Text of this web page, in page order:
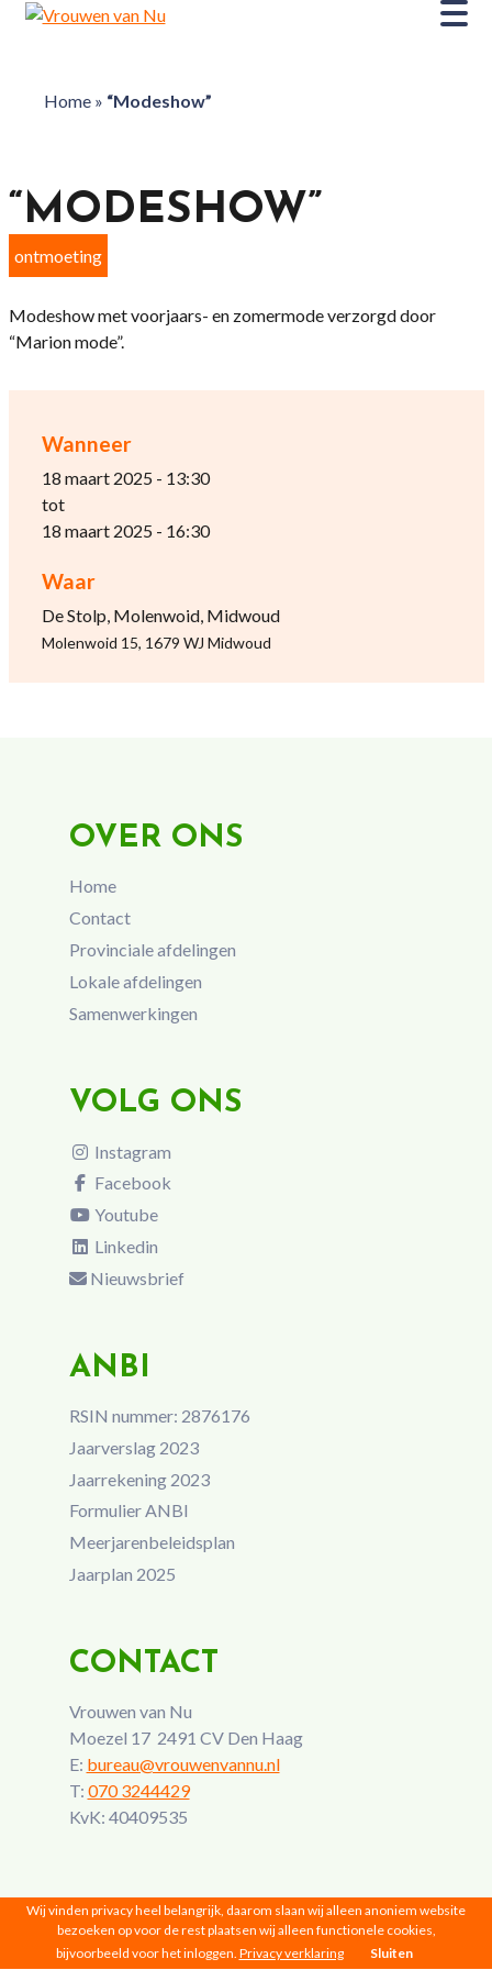
Home» “Modeshow”
Wanneer
18 maart 2025 - 13:30
tot
18 maart 2025 - 16:30
Waar
De Stolp, Molenwoid, Midwoud
Molenwoid 15, 1679 WJ Midwoud
“MODESHOW”
ontmoeting
Modeshow met voorjaars- en zomermode verzorgd door
“Marion mode”.
OVER ONS
Home
Contact
Provinciale afdelingen
Lokale afdelingen
Samenwerkingen
VOLG ONS
Instagram
Facebook
Youtube
Linkedin
Nieuwsbrief
ANBI
RSIN nummer: 2876176
Jaarverslag 2023
Jaarrekening 2023
Formulier ANBI
Meerjarenbeleidsplan
Jaarplan 2025
CONTACT
Vrouwen van Nu
Moezel 17 2491 CV Den Haag
E: bureau@vrouwenvannu.nl
T: 070 3244429
KvK: 40409535
Wij vinden privacy heel belangrijk, daarom slaan wij alleen anoniem website
bezoeken op voor de rest plaatsen wij alleen functionele cookies,
bijvoorbeeld voor het inloggen. Privacy verklaring Sluiten